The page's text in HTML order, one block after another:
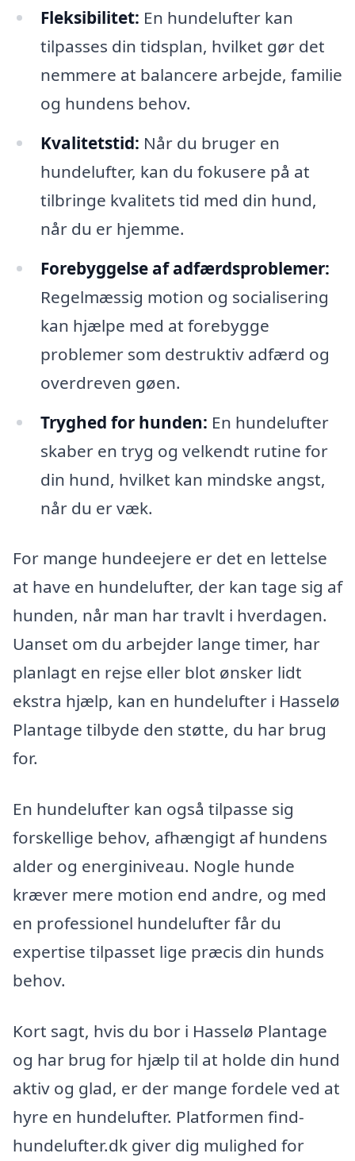
Fleksibilitet: En hundelufter kan
tilpasses din tidsplan, hvilket gør det
nemmere at balancere arbejde, familie
og hundens behov.
Kvalitetstid: Når du bruger en
hundelufter, kan du fokusere på at
tilbringe kvalitets tid med din hund,
når du er hjemme.
Forebyggelse af adfærdsproblemer:
Regelmæssig motion og socialisering
kan hjælpe med at forebygge
problemer som destruktiv adfærd og
overdreven gøen.
Tryghed for hunden: En hundelufter
skaber en tryg og velkendt rutine for
din hund, hvilket kan mindske angst,
når du er væk.
For mange hundeejere er det en lettelse
at have en hundelufter, der kan tage sig af
hunden, når man har travlt i hverdagen.
Uanset om du arbejder lange timer, har
planlagt en rejse eller blot ønsker lidt
ekstra hjælp, kan en hundelufter i Hasselø
Plantage tilbyde den støtte, du har brug
for.
En hundelufter kan også tilpasse sig
forskellige behov, afhængigt af hundens
alder og energiniveau. Nogle hunde
kræver mere motion end andre, og med
en professionel hundelufter får du
expertise tilpasset lige præcis din hunds
behov.
Kort sagt, hvis du bor i Hasselø Plantage
og har brug for hjælp til at holde din hund
aktiv og glad, er der mange fordele ved at
hyre en hundelufter. Platformen find-
hundelufter.dk giver dig mulighed for